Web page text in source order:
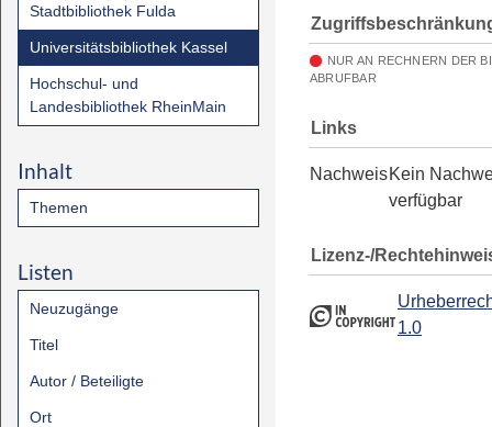
Stadtbibliothek Fulda
Universitätsbibliothek Kassel
Hochschul- und
Landesbibliothek RheinMain
Inhalt
Themen
Listen
Neuzugänge
Titel
Autor / Beteiligte
Ort
NUR AN RECHNERN DER
ABRUFBAR
Links
NachweisKein
verfügbar
Lizenz-/
1.0